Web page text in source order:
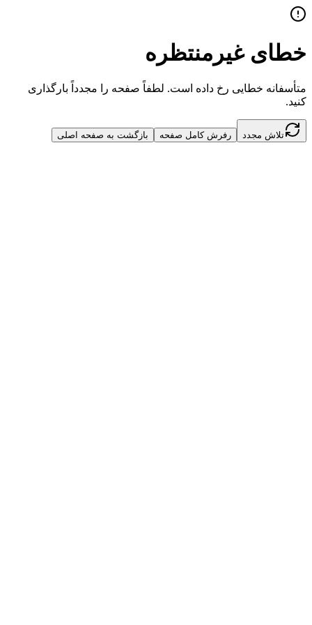
خطای غیرمنتظره
متأسفانه خطایی رخ داده است. لطفاً صفحه را مجدداً بارگذاری
کنید.
تلاش مجدد رفرش کامل صفحه بازگشت به صفحه اصلی